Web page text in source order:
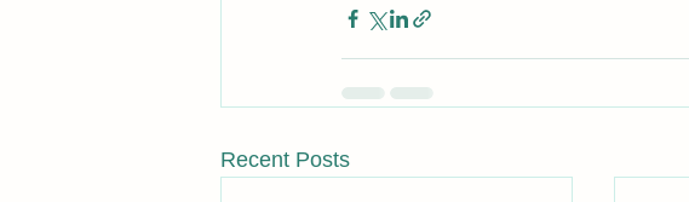
Recent Posts